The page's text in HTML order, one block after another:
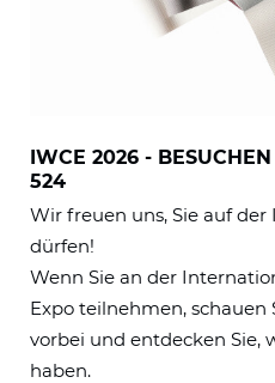
IWCE 2026 -
524
Wir freuen uns, Sie auf der
dürfen!
Wenn Sie an der
Expo teilnehmen,
vorbei und entdecken Sie,
haben.